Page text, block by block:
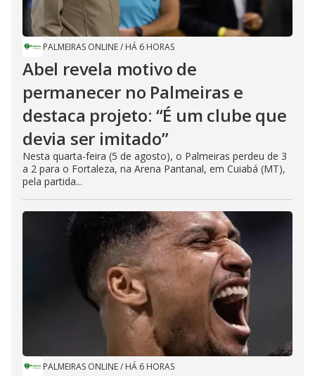
PALMEIRAS ONLINE/ HÁ 6 HORAS
Abel revela motivo de
permanecer no Palmeiras e
destaca projeto: “É um clube que
devia ser imitado”
Nesta quarta-feira (5 de agosto), o Palmeiras perdeu de 3
a 2 para o Fortaleza, na Arena Pantanal, em Cuiabá (MT),
pela partida...
PALMEIRAS ONLINE/ HÁ 6 HORAS